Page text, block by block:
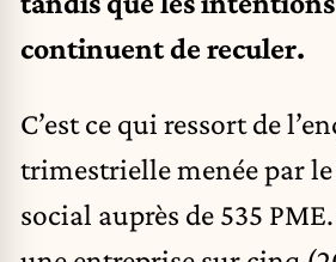
continuent de reculer.
C’est ce qui ressort de
trimestrielle menée par
social auprès de 535